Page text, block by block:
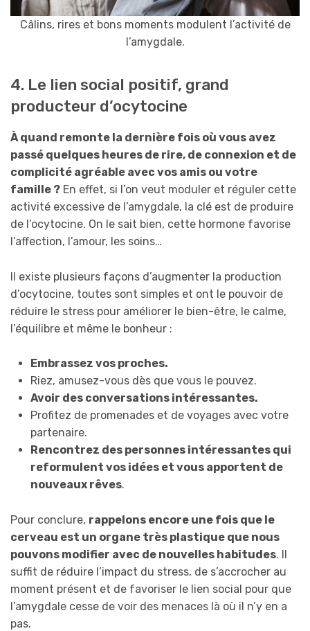
Câlins, rires et bons moments modulent l’activité de
l’amygdale.
4. Le lien social positif, grand
producteur d’ocytocine
À quand remonte la dernière fois où vous avez
passé quelques heures de rire, de connexion et de
complicité agréable avec vos amis ou votre
famille ? En effet, si l’on veut moduler et réguler cette
activité excessive de l’amygdale, la clé est de produire
de l’ocytocine. On le sait bien, cette hormone favorise
l’affection, l’amour, les soins…
Il existe plusieurs façons d’augmenter la production
d’ocytocine, toutes sont simples et ont le pouvoir de
réduire le stress pour améliorer le bien-être, le calme,
l’équilibre et même le bonheur :
Embrassez vos proches.
Riez, amusez-vous dès que vous le pouvez.
Avoir des conversations intéressantes.
Profitez de promenades et de voyages avec votre
partenaire.
Rencontrez des personnes intéressantes qui
reformulent vos idées et vous apportent de
nouveaux rêves.
Pour conclure, rappelons encore une fois que le
cerveau est un organe très plastique que nous
pouvons modifier avec de nouvelles habitudes. Il
suffit de réduire l’impact du stress, de s’accrocher au
moment présent et de favoriser le lien social pour que
l’amygdale cesse de voir des menaces là où il n’y en a
pas.